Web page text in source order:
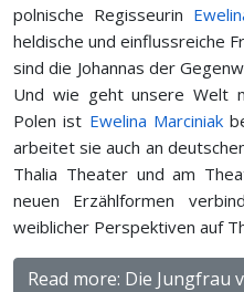
polnische Regisseurin
heldische und einflussreiche
sind die Johannas der
Und wie geht unsere Welt
Polen ist Ewelina Marciniak
arbeitet sie auch an
Thalia Theater und am
neuen Erzählformen
weiblicher Perspektiven auf
Read more: Die Jungfrau